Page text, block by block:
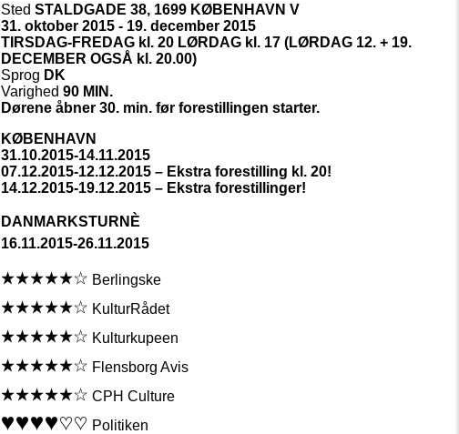
StedSTALDGADE 38, 1699 KØBENHAVN V
31. oktober 2015 - 19. december 2015
TIRSDAG-FREDAG kl . 20 LØRDAG kl . 17 (LØRDAG 12. + 19.
DECEMBER OGSÅ kl . 20.00)
Sprog DK
Varighed90 MIN.
Dørene åbner 30. min. før forestillingen starter.
KØBENHAVN
31.10.2015-14.11.2015
07.12.2015-12.12.2015 – Ekstra forestilling kl. 20!
14.12.2015-19.12.2015 – Ekstra forestillinger!
DANMARKSTURNÈ
16.11.2015-26.11.2015
Berlingske
KulturRådet
Kulturkupeen
Flensborg Avis
CPH Culture
Politiken